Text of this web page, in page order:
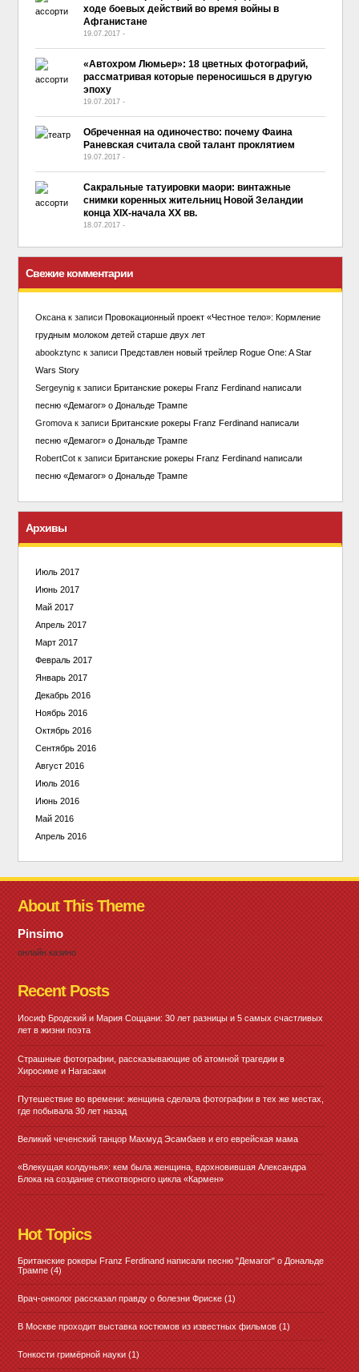
ходе боевых действий во время войны в
Афганистане
19.07.2017 -
«Автохром Люмьер»: 18 цветных фотографий,
рассматривая которые переносишься в другую
эпоху
19.07.2017 -
Обреченная на одиночество: почему Фаина
Раневская считала свой талант проклятием
19.07.2017 -
Сакральные татуировки маори: винтажные
снимки коренных жительниц Новой Зеландии
конца XIX-начала ХХ вв.
18.07.2017 -
Свежие комментарии
Оксанак записи Провокационный проект «Честное тело»: Кормление
грудным молоком детей старше двух лет
abookztync к записи Представлен новый трейлер Rogue One: A Star
Wars Story
Sergeynigк записи Британские рокеры Franz Ferdinand написали
песню «Демагог» о Дональде Трампе
Gromovaк записи Британские рокеры Franz Ferdinand написали
песню «Демагог» о Дональде Трампе
RobertCotк записи Британские рокеры Franz Ferdinand написали
песню «Демагог» о Дональде Трампе
Архивы
Июль 2017
Июнь 2017
Май 2017
Апрель 2017
Март 2017
Февраль 2017
Январь 2017
Декабрь 2016
Ноябрь 2016
Октябрь 2016
Сентябрь 2016
Август 2016
Июль 2016
Июнь 2016
Май 2016
Апрель 2016
About This Theme
Pinsimo
онлайн казино
Recent Posts
Иосиф Бродский и Мария Соццани: 30 лет разницы и 5 самых счастливых
лет в жизни поэта
Страшные фотографии, рассказывающие об атомной трагедии в
Хиросиме и Нагасаки
Путешествие во времени: женщина сделала фотографии в тех же местах,
где побывала 30 лет назад
Великий чеченский танцор Махмуд Эсамбаев и его еврейская мама
«Влекущая колдунья»: кем была женщина, вдохновившая Александра
Блока на создание стихотворного цикла «Кармен»
Hot Topics
Британские рокеры Franz Ferdinand написали песню "Демагог" о Дональде
Трампе (4)
Врач-онколог рассказал правду о болезни Фриске (1)
В Москве проходит выставка костюмов из известных фильмов (1)
Тонкости гримёрной науки (1)